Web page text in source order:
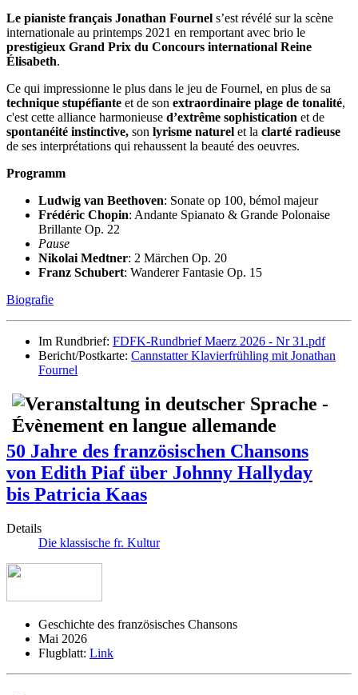
Le pianiste français Jonathan Fournel s’est révélé sur la scène
internationale au printemps 2021 en remportant avec brio le
prestigieux Grand Prix du Concours international Reine
Élisabeth.
Ce qui impressionne le plus dans le jeu de Fournel, en plus de sa
technique stupéfiante et de son extraordinaire plage de tonalité,
c'est cette alliance harmonieuse d’extrême sophistication et de
spontanéité instinctive, son lyrisme naturel et la clarté radieuse
de ses interprétations qui rehaussent la beauté des oeuvres.
Programm
Ludwig van Beethoven: Sonate op 100, bémol majeur
Frédéric Chopin: Andante Spianato & Grande Polonaise
Brillante Op. 22
Pause
Nikolai Medtner: 2 Märchen Op. 20
Franz Schubert: Wanderer Fantasie Op. 15
Biografie
Im Rundbrief: FDFK-Rundbrief Maerz 2026 - Nr 31.pdf
Bericht/Postkarte: Cannstatter Klavierfrühling mit Jonathan
Fournel
50 Jahre des französischen Chansons
von Edith Piaf über Johnny Hallyday
bis Patricia Kaas
Details
Die klassische fr. Kultur
Geschichte des französisches Chansons
Mai 2026
Flugblatt: Link